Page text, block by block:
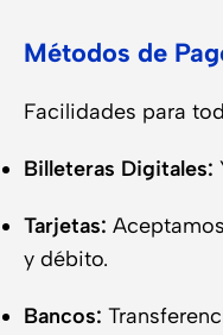
Métodos de
Facilidades para
Billeteras Digitales:
Tarjetas:
y débito.
Bancos: